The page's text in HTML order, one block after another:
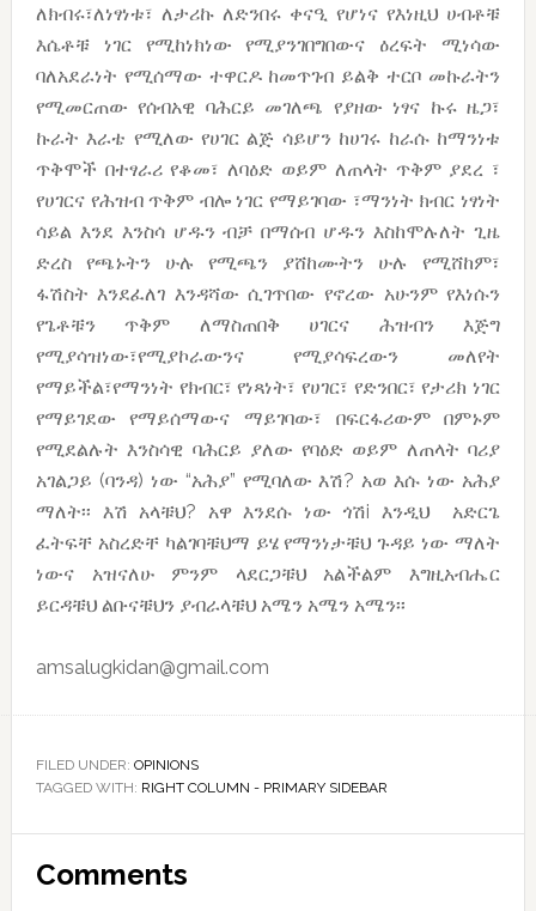
ለክብሩ፣ለነፃነቱ፣ ለታሪኩ ለድንበሩ ቀናዒ የሆነና የእነዚህ ሀብቶቹ
እሴቶቹ ነገር የሚከነክነው የሚያንገበግበውና ዕረፍት ሚነሳው
ባለአደራነት የሚሰማው ተዋርዶ ከመጥገብ ይልቅ ተርቦ መኩራትን
የሚመርጠው የሰብአዊ ባሕርይ መገለጫ የያዘው ነፃና ኩሩ ዜጋ፣
ኩራት እራቴ የሚለው የሀገር ልጅ ሳይሆን ከሀገሩ ከራሱ ከማንነቱ
ጥቅሞች በተፃራሪ የቆመ፣ ለባዕድ ወይም ለጠላት ጥቅም ያደረ ፣
የሀገርና የሕዝብ ጥቅም ብሎ ነገር የማይገባው ፣ማንነት ክብር ነፃነት
ሳይል እንደ እንስሳ ሆዱን ብቻ በማሰብ ሆዱን እስከሞሉለት ጊዜ
ድረስ የጫኑትን ሁሉ የሚጫን ያሸከሙትን ሁሉ የሚሸከም፣
ፋሽስት እንደፈለገ እንዳሻው ሲገጥበው የኖረው አሁንም የእነሱን
የጌቶቹን ጥቅም ለማስጠበቅ ሀገርና ሕዝብን እጅግ
የሚያሳዝነው፣የሚያኮራውንና የሚያሳፍረውን መለየት
የማይችል፣የማንነት የክብር፣ የነጻነት፣ የሀገር፣ የድንበር፣ የታሪክ ነገር
የማይገደው የማይሰማውና ማይገባው፣ በፍርፋሪውም በምኑም
የሚደልሉት እንስሳዊ ባሕርይ ያለው የባዕድ ወይም ለጠላት ባሪያ
አገልጋይ (ባንዳ) ነው “አሕያ” የሚባለው እሽ? አወ እሱ ነው አሕያ
ማለት፡፡ እሽ አላቹህ? አዋ እንደሱ ነው ጎሽi እንዲህ አድርጌ
ፈትፍቸ አስረድቸ ካልገባቹህማ ይሄ የማንነታቹህ ጉዳይ ነው ማለት
ነውና አዝናለሁ ምንም ላደርጋቹህ አልችልም እግዚአብሔር
ይርዳቹህ ልቡናቹህን ያብራላቹህ አሜን አሜን አሜን፡፡
amsalugkidan@gmail.com
FILED UNDER: OPINIONS
TAGGED WITH: RIGHT COLUMN - PRIMARY SIDEBAR
Interactions
Comments